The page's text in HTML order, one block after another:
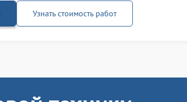
Узнать стоимость работ